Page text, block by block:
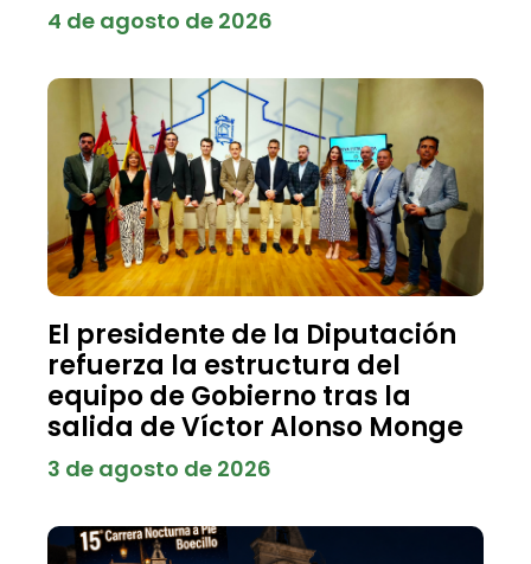
4 de agosto de 2026
El presidente de la Diputación
refuerza la estructura del
equipo de Gobierno tras la
salida de Víctor Alonso Monge
3 de agosto de 2026